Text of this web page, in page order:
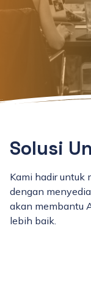
Solusi
Kami hadir untuk
dengan
akan membantu
lebih baik.